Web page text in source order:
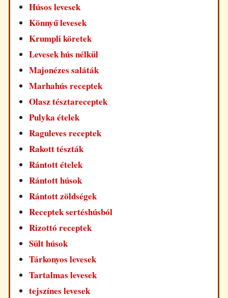
Húsos levesek
Könnyű levesek
Krumpli köretek
Levesek hús nélkül
Majonézes saláták
Marhahús receptek
Olasz tésztareceptek
Pulyka ételek
Raguleves receptek
Rakott tészták
Rántott ételek
Rántott húsok
Rántott zöldségek
Receptek sertéshúsból
Rizottó receptek
Sült húsok
Tárkonyos levesek
Tartalmas levesek
tejszínes levesek